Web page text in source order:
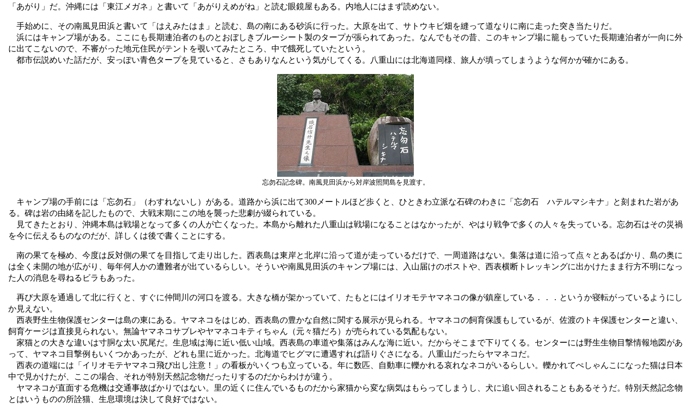
「あがり」だ。沖縄には「東江メガネ」と書いて「あがりえめがね」と読む眼鏡屋もある。内地人にはまず読めない。
手始めに、その南風見田浜と書いて「はえみたはま」と読む、島の南にある砂浜に行った。大原を出て、サトウキビ畑を縫って道なりに南に走った突き当たりだ。
浜にはキャンプ場がある。ここにも長期連泊者のものとおぼしきブルーシート製のタープが張られてあった。なんでもその昔、このキャンプ場に籠もっていた長期連泊者が一向に外
に出てこないので、不審がった地元住民がテントを覗いてみたところ、中で餓死していたという。
都市伝説めいた話だが、安っぽい青色タープを見ていると、さもありなんという気がしてくる。八重山には北海道同様、旅人が填ってしまうような何かが確かにある。
忘勿石記念碑。南風見田浜から対岸波照間島を見渡す。
キャンプ場の手前には「忘勿石」（わすれないし）がある。道路から浜に出て300メートルほど歩くと、ひときわ立派な石碑のわきに「忘勿石 ハテルマシキナ」と刻まれた岩があ
る。碑は岩の由緒を記したもので、大戦末期にこの地を襲った悲劇が綴られている。
見てきたとおり、沖縄本島は戦場となって多くの人が亡くなった。本島から離れた八重山は戦場になることはなかったが、やはり戦争で多くの人々を失っている。忘勿石はその災禍
を今に伝えるものなのだが、詳しくは後で書くことにする。
南の果てを極め、今度は反対側の果てを目指して走り出した。西表島は東岸と北岸に沿って道が走っているだけで、一周道路はない。集落は道に沿って点々とあるばかり、島の奥に
は全く未開の地が広がり、毎年何人かの遭難者が出ているらしい。そういや南風見田浜のキャンプ場には、入山届けのポストや、西表横断トレッキングに出かけたまま行方不明になっ
た人の消息を尋ねるビラもあった。
再び大原を通過して北に行くと、すぐに仲間川の河口を渡る。大きな橋が架かっていて、たもとにはイリオモテヤマネコの像が鎮座している．．．というか寝転がっているようにし
か見えない。
西表野生生物保護センターは島の東にある。ヤマネコをはじめ、西表島の豊かな自然に関する展示が見られる。ヤマネコの飼育保護もしているが、佐渡のトキ保護センターと違い、
飼育ケージは直接見られない。無論ヤマネコサブレやヤマネコキティちゃん（元々猫だろ）が売られている気配もない。
家猫との大きな違いは寸胴な太い尻尾だ。生息域は海に近い低い山域。西表島の車道や集落はみんな海に近い。だからそこまで下りてくる。センターには野生生物目撃情報地図があ
って、ヤマネコ目撃例もいくつかあったが、どれも里に近かった。北海道でヒグマに遭遇すれば語りぐさになる。八重山だったらヤマネコだ。
西表の道端には「イリオモテヤマネコ飛び出し注意！」の看板がいくつも立っている。年に数匹、自動車に轢かれる哀れなネコがいるらしい。轢かれてぺしゃんこになった猫は日本
中で見かけたが、ここの場合、それが特別天然記念物だったりするのだからわけが違う。
ヤマネコが直面する危機は交通事故ばかりではない。里の近くに住んでいるものだから家猫から変な病気はもらってしまうし、犬に追い回されることもあるそうだ。特別天然記念物
とはいうものの所詮猫、生息環境は決して良好ではない。